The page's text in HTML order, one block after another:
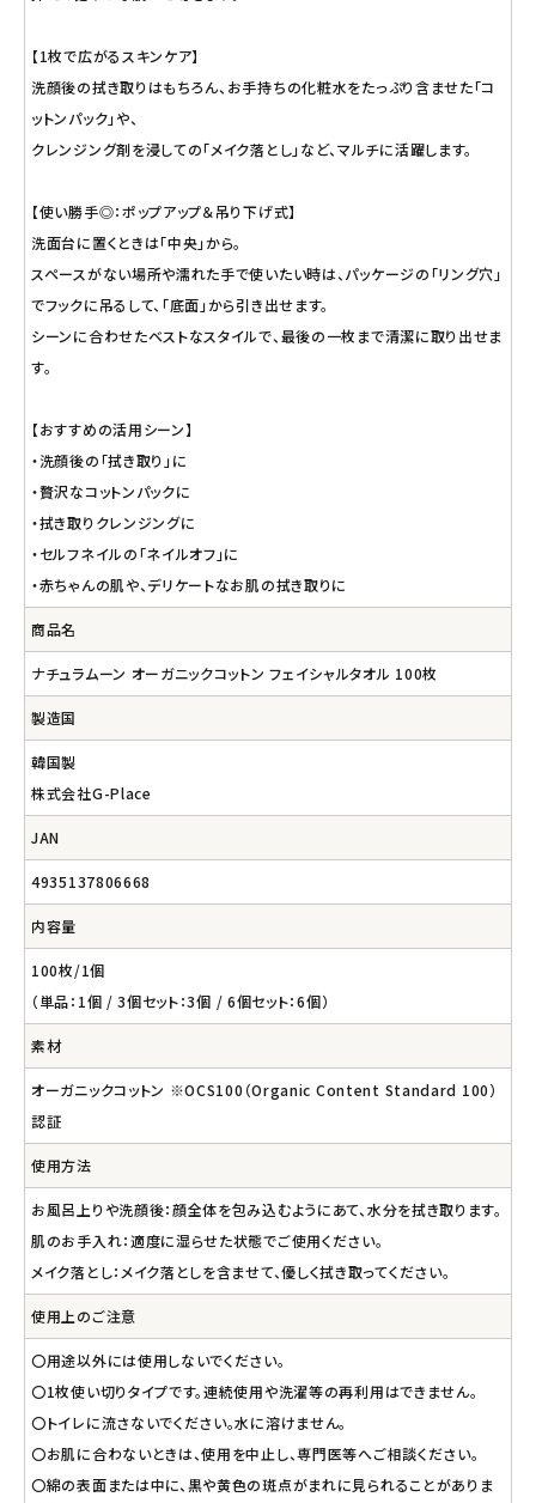
【1枚で広がるスキンケア】
洗顔後の拭き取りはもちろん、お手持ちの化粧水をたっぷり含ませた「コ
ットンパック」や、
クレンジング剤を浸しての「メイク落とし」など、マルチに活躍します。
【使い勝手◎：ポップアップ＆吊り下げ式】
洗面台に置くときは「中央」から。
スペースがない場所や濡れた手で使いたい時は、パッケージの「リング穴」
でフックに吊るして、「底面」から引き出せます。
シーンに合わせたベストなスタイルで、最後の一枚まで清潔に取り出せま
す。
【おすすめの活用シーン】
・洗顔後の「拭き取り」に
・贅沢なコットンパックに
・拭き取りクレンジングに
・セルフネイルの「ネイルオフ」に
・赤ちゃんの肌や、デリケートなお肌の拭き取りに
商品名
ナチュラムーン オーガニックコットン フェイシャルタオル 100枚
製造国
韓国製
株式会社G-Place
JAN
4935137806668
内容量
100枚/1個
（単品：1個 / 3個セット：3個 / 6個セット：6個）
素材
オーガニックコットン ※OCS100（Organic Content Standard 100）
認証
使用方法
お風呂上りや洗顔後：顔全体を包み込むようにあて、水分を拭き取ります。
肌のお手入れ：適度に湿らせた状態でご使用ください。
メイク落とし：メイク落としを含ませて、優しく拭き取ってください。
使用上のご注意
〇用途以外には使用しないでください。
〇1枚使い切りタイプです。連続使用や洗濯等の再利用はできません。
〇トイレに流さないでください。水に溶けません。
〇お肌に合わないときは、使用を中止し、専門医等へご相談ください。
〇綿の表面または中に、黒や黄色の斑点がまれに見られることがありま